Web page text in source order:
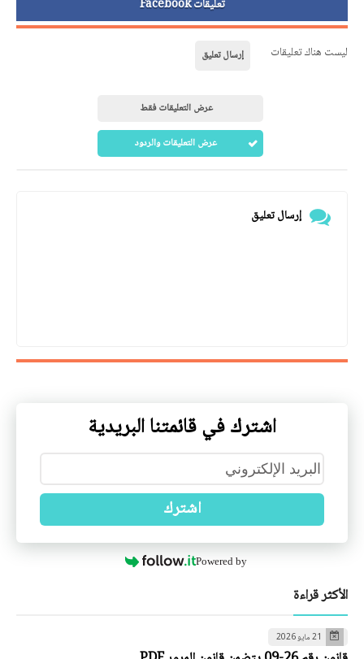
تعليقات Facebook
ليست هناك تعليقات إرسال تعليق
عرض التعليقات فقط
عرض التعليقات والردود
إرسال تعليق
اشترك في قائمتنا البريدية
اشترك
Powered by
الأكثر قراءة
21 مايو 2026